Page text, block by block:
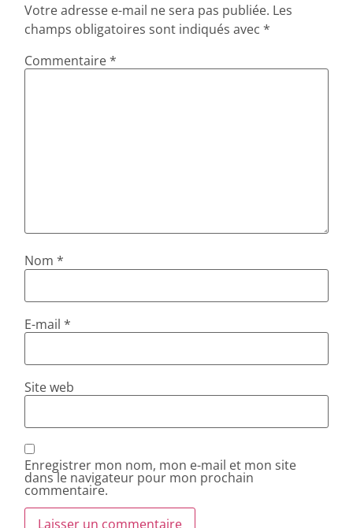
Votre adresse e-mail ne sera pas publiée. Les
champs obligatoires sont indiqués avec*
Commentaire*
Nom*
E-mail*
Site web
Enregistrer mon nom, mon e-mail et mon site
dans le navigateur pour mon prochain
commentaire.